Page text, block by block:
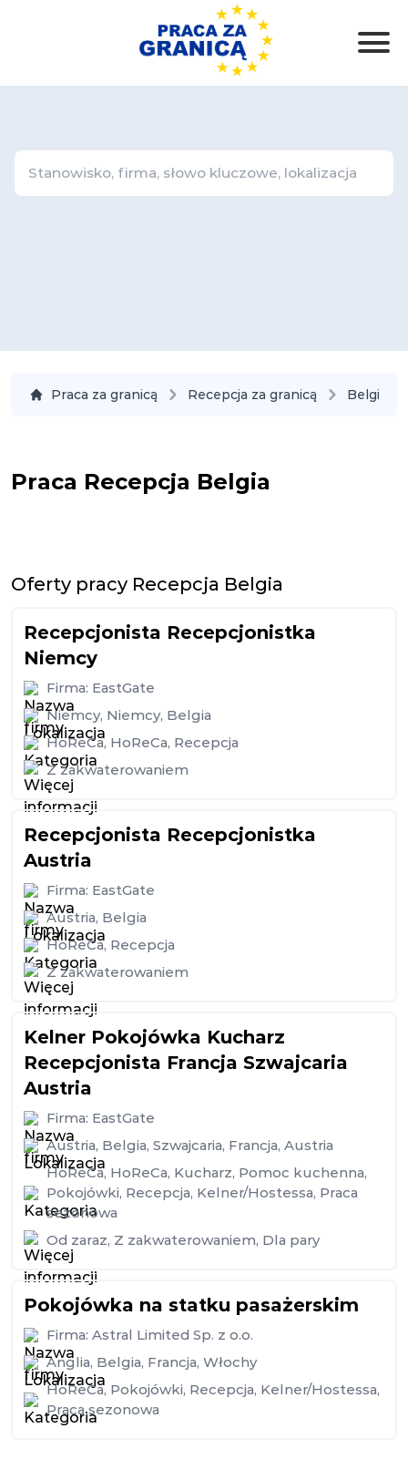
Praca za granicą Recepcja za granicą Belgia
Praca Recepcja Belgia
Oferty pracy Recepcja Belgia
Recepcjonista Recepcjonistka
Niemcy
Firma: EastGate
Niemcy, Niemcy, Belgia
HoReCa, HoReCa, Recepcja
Z zakwaterowaniem
Recepcjonista Recepcjonistka
Austria
Firma: EastGate
Austria, Belgia
HoReCa, Recepcja
Z zakwaterowaniem
Kelner Pokojówka Kucharz
Recepcjonista Francja Szwajcaria
Austria
Firma: EastGate
Austria, Belgia, Szwajcaria, Francja, Austria
HoReCa, HoReCa, Kucharz, Pomoc kuchenna,
Pokojówki, Recepcja, Kelner/Hostessa, Praca
sezonowa
Od zaraz, Z zakwaterowaniem, Dla pary
Pokojówka na statku pasażerskim
Firma: Astral Limited Sp. z o.o.
Anglia, Belgia, Francja, Włochy
HoReCa, Pokojówki, Recepcja, Kelner/Hostessa,
Praca sezonowa